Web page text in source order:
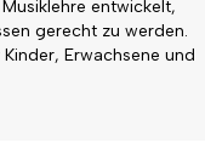
entwickelt,
gerecht zu werden.
Erwachsene und